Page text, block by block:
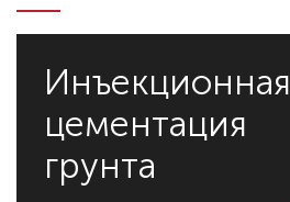
Инъекционная
цементация
грунта